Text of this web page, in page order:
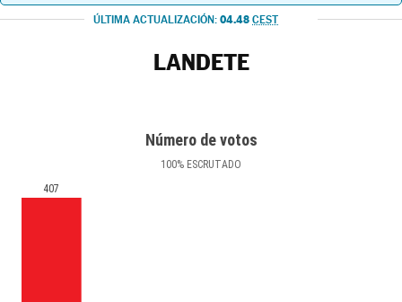
ÚLTIMA ACTUALIZACIÓN: 04.48 CEST
LANDETE
Número de votos
100% ESCRUTADO
407